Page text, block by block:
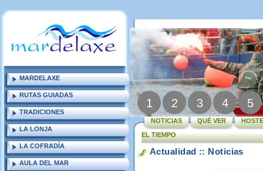
MARDELAXE
RUTAS GUIADAS
TRADICIONES
LA LONJA
LA COFRADÍA
AULA DEL MAR
1 2 3 4 5
NOTICIAS QUÉ VER
EL TIEMPO
Actualidad :: Noticias